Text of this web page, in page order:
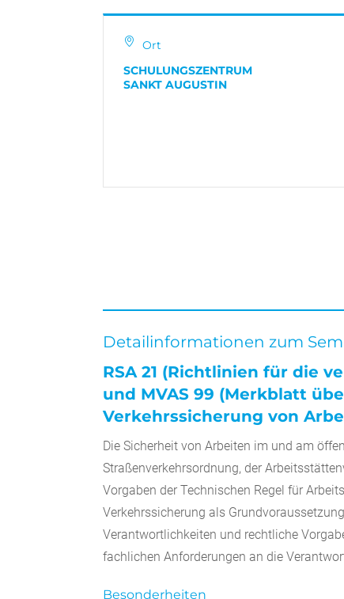
Ort
SCHULUNGSZENTRUM
SANKT AUGUSTIN
Detailinformationen zum
RSA 21 (Richtlinien für die
und MVAS 99 (Merkblatt
Verkehrssicherung von
Die Sicherheit von Arbeiten im und am
Straßenverkehrsordnung, der
Vorgaben der Technischen Regel für
Verkehrssicherung als
Verantwortlichkeiten und rechtliche
fachlichen Anforderungen an die
Besonderheiten